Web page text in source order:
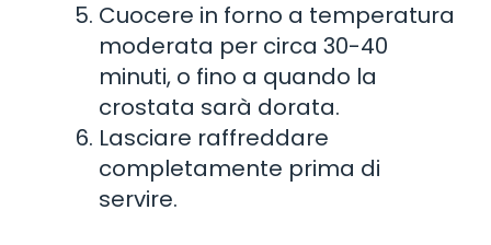
Cuocere in forno a temperatura
moderata per circa 30-40
minuti, o fino a quando la
crostata sarà dorata.
Lasciare raffreddare
completamente prima di
servire.